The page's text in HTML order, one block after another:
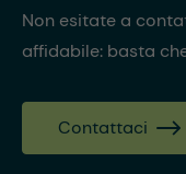
Non esitate a
affidabile: basta
Contattaci